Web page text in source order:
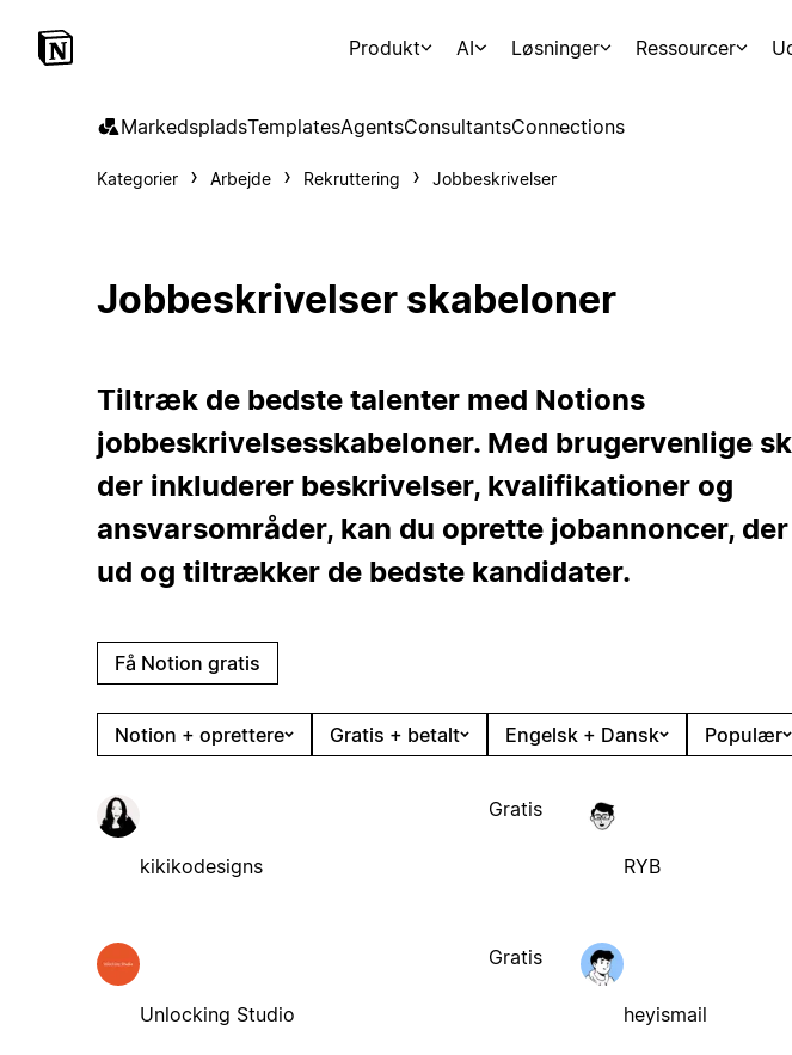
Produkt AI Løsninger Ressourcer
MarkedspladsTemplatesAgentsConsultantsConnections
Kategorier Arbejde Rekruttering Jobbeskrivelser
Jobbeskrivelser skabeloner
Tiltræk de bedste talenter med Notions
jobbeskrivelsesskabeloner. Med brugervenlige
der inkluderer beskrivelser, kvalifikationer og
ansvarsområder, kan du oprette jobannoncer,
ud og tiltrækker de bedste kandidater.
Få Notion gratis
Notion + oprettere Gratis + betalt Engelsk + Dansk Populær
kikikodesigns
Gratis
RYB
Unlocking Studio
Gratis
heyismail